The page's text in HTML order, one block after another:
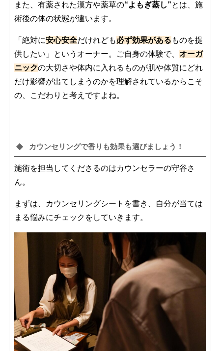
また、有薬された漢方や薬草の“よもぎ蒸し”とは、施
術後の体の状態が違います。
「絶対に安心安全だけれども必ず効果がある ものを提
供したい」というオーナー。ご自身の体験で、 オーガ
ニックの大切さや体内に入れるものが肌や体質にどれ
だけ影響が出てしまうのかを理解されているからこそ
の、こだわりと考えですよね。
カウンセリングで香りも効果も選びましょう！
施術を担当してくださるのはカウンセラーの守谷さ
ん。
まずは、カウンセリングシートを書き、自分が当ては
まる悩みにチェックをしていきます。